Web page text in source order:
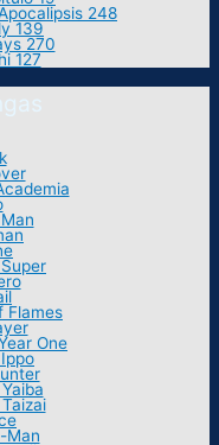
248
139
270
127
Flames
One
Man